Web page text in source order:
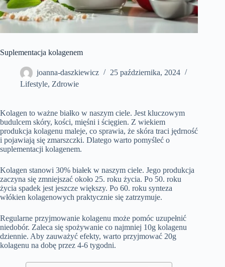
Suplementacja kolagenem
joanna-daszkiewicz
25 października, 2024
Lifestyle, Zdrowie
Kolagen to ważne białko w naszym ciele. Jest kluczowym
budulcem skóry, kości, mięśni i ścięgien. Z wiekiem
produkcja kolagenu maleje, co sprawia, że skóra traci jędrność
i pojawiają się zmarszczki. Dlatego warto pomyśleć o
suplementacji kolagenem.
Kolagen stanowi 30% białek w naszym ciele. Jego produkcja
zaczyna się zmniejszać około 25. roku życia. Po 50. roku
życia spadek jest jeszcze większy. Po 60. roku synteza
włókien kolagenowych praktycznie się zatrzymuje.
Regularne przyjmowanie kolagenu może pomóc uzupełnić
niedobór. Zaleca się spożywanie co najmniej 10g kolagenu
dziennie. Aby zauważyć efekty, warto przyjmować 20g
kolagenu na dobę przez 4-6 tygodni.